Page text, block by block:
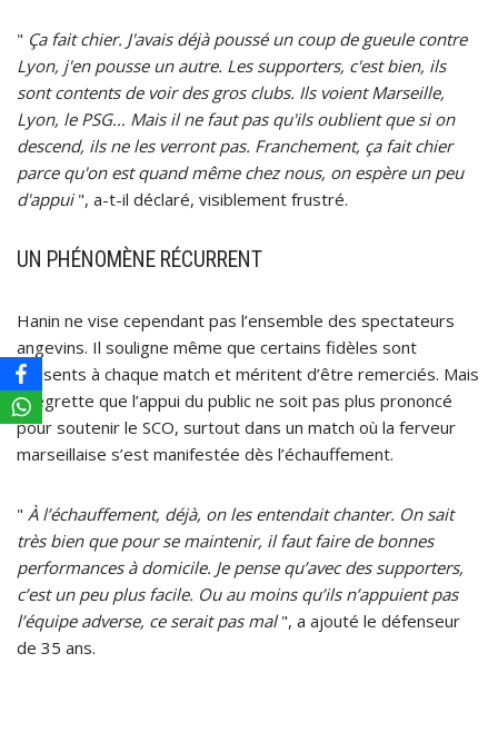
" Ça fait chier. J'avais déjà poussé un coup de gueule contre
Lyon, j'en pousse un autre. Les supporters, c'est bien, ils
sont contents de voir des gros clubs. Ils voient Marseille,
Lyon, le PSG… Mais il ne faut pas qu'ils oublient que si on
descend, ils ne les verront pas. Franchement, ça fait chier
parce qu'on est quand même chez nous, on espère un peu
d'appui", a-t-il déclaré, visiblement frustré.
UN PHÉNOMÈNE RÉCURRENT
Hanin ne vise cependant pas l’ensemble des spectateurs
angevins. Il souligne même que certains fidèles sont
présents à chaque match et méritent d’être remerciés. Mais
il regrette que l’appui du public ne soit pas plus prononcé
pour soutenir le SCO, surtout dans un match où la ferveur
marseillaise s’est manifestée dès l’échauffement.
" À l’échauffement, déjà, on les entendait chanter. On sait
très bien que pour se maintenir, il faut faire de bonnes
performances à domicile. Je pense qu’avec des supporters,
c’est un peu plus facile. Ou au moins qu’ils n’appuient pas
l’équipe adverse, ce serait pas mal", a ajouté le défenseur
de 35 ans.